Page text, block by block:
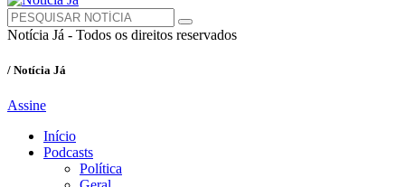
Notícia Já - Todos os direitos reservados
/ Notícia Já
Assine
Início
Podcasts
Política